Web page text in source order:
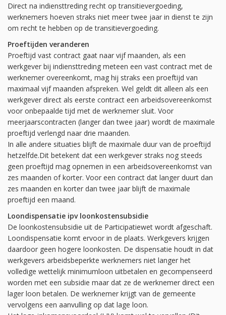
Direct na indiensttreding recht op transitievergoeding,
werknemers hoeven straks niet meer twee jaar in dienst te zijn
om recht te hebben op de transitievergoeding.
Proeftijden veranderen
Proeftijd vast contract gaat naar vijf maanden, als een
werkgever bij indiensttreding meteen een vast contract met de
werknemer overeenkomt, mag hij straks een proeftijd van
maximaal vijf maanden afspreken. Wel geldt dit alleen als een
werkgever direct als eerste contract een arbeidsovereenkomst
voor onbepaalde tijd met de werknemer sluit. Voor
meerjaarscontracten (langer dan twee jaar) wordt de maximale
proeftijd verlengd naar drie maanden.
In alle andere situaties blijft de maximale duur van de proeftijd
hetzelfde.Dit betekent dat een werkgever straks nog steeds
geen proeftijd mag opnemen in een arbeidsovereenkomst van
zes maanden of korter. Voor een contract dat langer duurt dan
zes maanden en korter dan twee jaar blijft de maximale
proeftijd een maand.
Loondispensatie ipv loonkostensubsidie
De loonkostensubsidie uit de Participatiewet wordt afgeschaft.
Loondispensatie komt ervoor in de plaats. Werkgevers krijgen
daardoor geen hogere loonkosten. De dispensatie houdt in dat
werkgevers arbeidsbeperkte werknemers niet langer het
volledige wettelijk minimumloon uitbetalen en gecompenseerd
worden met een subsidie maar dat ze de werknemer direct een
lager loon betalen. De werknemer krijgt van de gemeente
vervolgens een aanvulling op dat lage loon.